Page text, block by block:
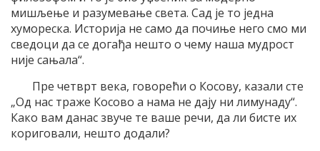
мишљење и разумевање света. Сад је то једна
хумореска. Историја не само да почиње него смо ми
сведоци да се догађа нешто о чему наша мудрост
није сањала“.
Пре четврт века, говорећи о Косову, казали сте
„Од нас траже Косово а нама не дају ни лимунаду“.
Како вам данас звуче те ваше речи, да ли бисте их
кориговали, нешто додали?